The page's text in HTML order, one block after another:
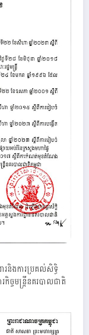
និងការប្រគល់សិទ្ធិ
ច្ចមន្រ្តីនគរបាលជាតិ